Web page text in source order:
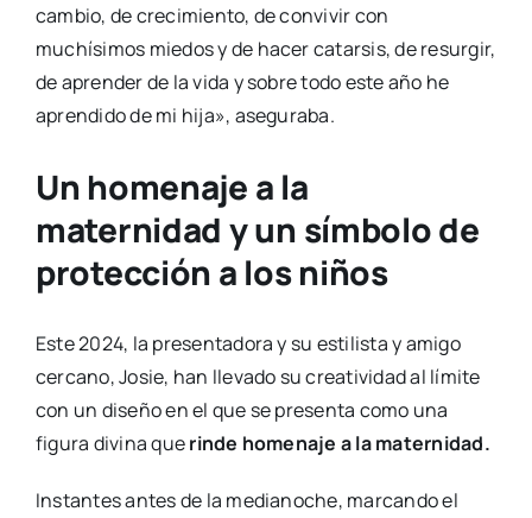
cambio, de crecimiento, de convivir con
muchísimos miedos y de hacer catarsis, de resurgir,
de aprender de la vida y sobre todo este año he
aprendido de mi hija», aseguraba.
Un homenaje a la
maternidad y un símbolo de
protección a los niños
Este 2024, la presentadora y su estilista y amigo
cercano, Josie, han llevado su creatividad al límite
con un diseño en el que se presenta como una
figura divina querinde homenaje a la maternidad.
Instantes antes de la medianoche, marcando el